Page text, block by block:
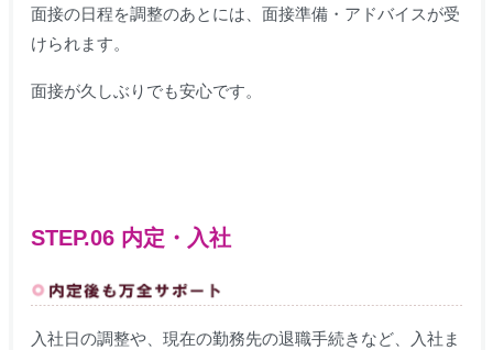
面接の日程を調整のあとには、面接準備・アドバイスが受
けられます。
面接が久しぶりでも安心です。
STEP.06 内定・入社
入社日の調整や、現在の勤務先の退職手続きなど、入社ま